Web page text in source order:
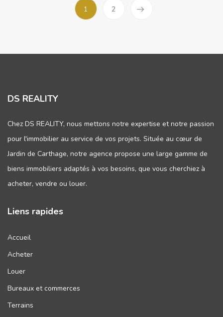
1 2
DS REALITY
Chez DS REALITY, nous mettons notre expertise et notre passion
pour l'immobilier au service de vos projets. Située au cœur de
Jardin de Carthage, notre agence propose une large gamme de
biens immobiliers adaptés à vos besoins, que vous cherchiez à
acheter, vendre ou louer.
Liens rapides
Accueil
Acheter
Louer
Bureaux et commerces
Terrains